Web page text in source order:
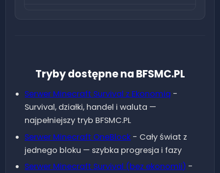
BoxPVP 21 13 39
26.1.2
BedWars
1.8 -
26.1.2
7
SkyBlock
1.8 -
26.1.2
18 33
Tryby dostępne na BFSMC.PL
Serwer Minecraft Survival z Ekonomią -
Survival, działki, handel i waluta —
najpełniejszy tryb BFSMC.PL
Serwer Minecraft OneBlock - Cały świat z
jednego bloku — szybka progresja i fazy
Serwer Minecraft Survival (bez ekonomii) -